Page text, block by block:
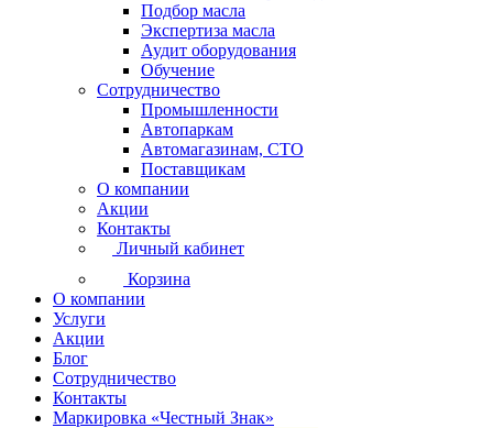
Подбор масла
Экспертиза масла
Аудит оборудования
Обучение
Сотрудничество
Промышленности
Автопаркам
Автомагазинам, СТО
Поставщикам
О компании
Акции
Контакты
Личный кабинет
Корзина
О компании
Услуги
Акции
Блог
Сотрудничество
Контакты
Маркировка «Честный Знак»